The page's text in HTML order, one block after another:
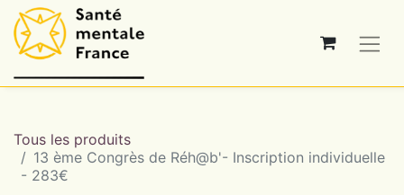
Tous les produits
13 ème Congrès de Réh@b'- Inscription individuelle
- 283€